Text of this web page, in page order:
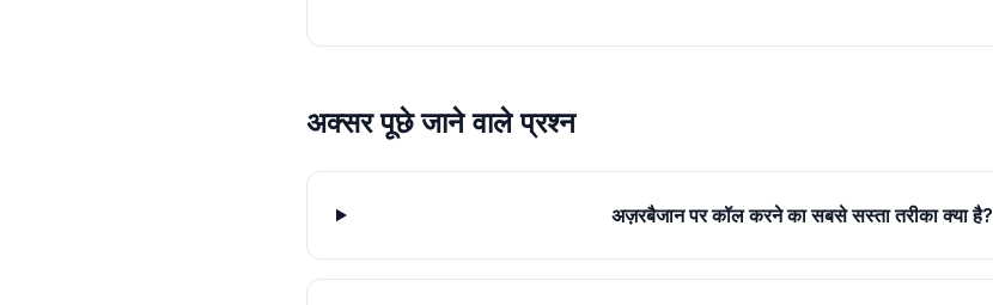
अक्सर पूछे जाने वाले प्रश्न
अज़रबैजान पर कॉल करने का सबसे सस्ता तरीका क्या है?